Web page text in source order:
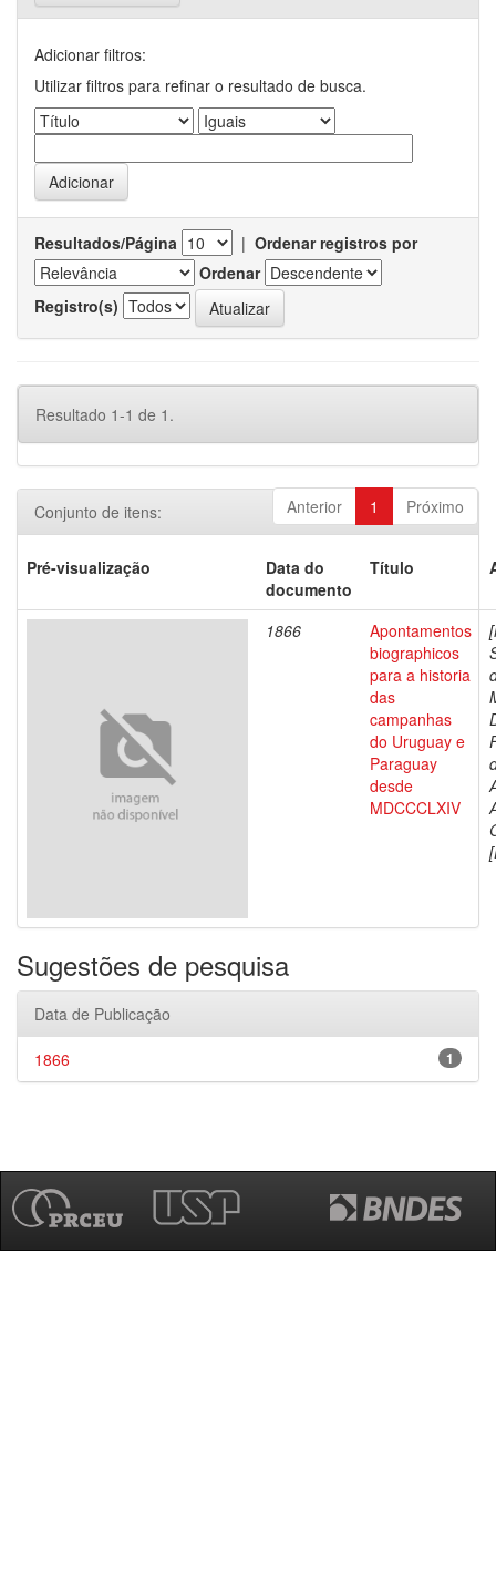
Adicionar filtros:
Utilizar filtros para refinar o resultado de busca.
Resultados/Página | Ordenar registros por
Ordenar
Registro(s)
Resultado 1-1 de 1.
Anterior 1 Próximo
Conjunto de itens:
Pré-visualização
Data do
documento
Título
1866
Apontamentos
biographicos
para a historia
das
campanhas
do Uruguay e
Paraguay
desde
MDCCCLXIV
Sugestões de pesquisa
Data de Publicação
1
1866